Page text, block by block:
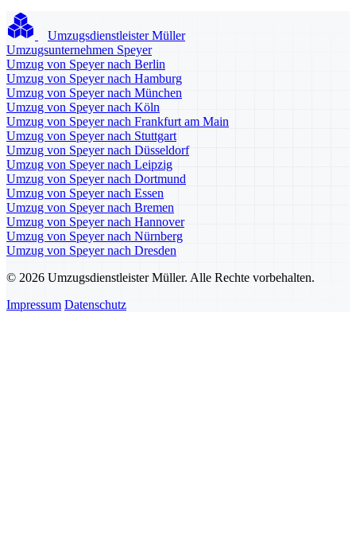
Umzugsdienstleister Müller
Umzugsunternehmen Speyer
Umzug von Speyer nach Berlin
Umzug von Speyer nach Hamburg
Umzug von Speyer nach München
Umzug von Speyer nach Köln
Umzug von Speyer nach Frankfurt am Main
Umzug von Speyer nach Stuttgart
Umzug von Speyer nach Düsseldorf
Umzug von Speyer nach Leipzig
Umzug von Speyer nach Dortmund
Umzug von Speyer nach Essen
Umzug von Speyer nach Bremen
Umzug von Speyer nach Hannover
Umzug von Speyer nach Nürnberg
Umzug von Speyer nach Dresden
© 2026 Umzugsdienstleister Müller. Alle Rechte vorbehalten.
Impressum Datenschutz